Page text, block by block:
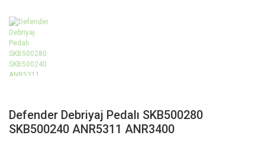
Defender Debriyaj Pedalı SKB500280
SKB500240 ANR5311 ANR3400